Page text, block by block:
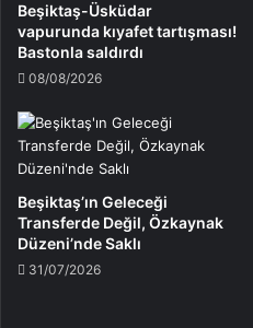
Beşiktaş-Üsküdar
vapurunda kıyafet tartışması!
Bastonla saldırdı
08/08/2026
Beşiktaş’ın Geleceği
Transferde Değil, Özkaynak
Düzeni’nde Saklı
31/07/2026